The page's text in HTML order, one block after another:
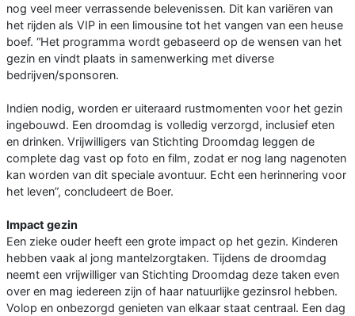
nog veel meer verrassende belevenissen. Dit kan variëren van
het rijden als VIP in een limousine tot het vangen van een heuse
boef. “Het programma wordt gebaseerd op de wensen van het
gezin en vindt plaats in samenwerking met diverse
bedrijven/sponsoren.
Indien nodig, worden er uiteraard rustmomenten voor het gezin
ingebouwd. Een droomdag is volledig verzorgd, inclusief eten
en drinken. Vrijwilligers van Stichting Droomdag leggen de
complete dag vast op foto en film, zodat er nog lang nagenoten
kan worden van dit speciale avontuur. Echt een herinnering voor
het leven”, concludeert de Boer.
Impact gezin
Een zieke ouder heeft een grote impact op het gezin. Kinderen
hebben vaak al jong mantelzorgtaken. Tijdens de droomdag
neemt een vrijwilliger van Stichting Droomdag deze taken even
over en mag iedereen zijn of haar natuurlijke gezinsrol hebben.
Volop en onbezorgd genieten van elkaar staat centraal. Een dag